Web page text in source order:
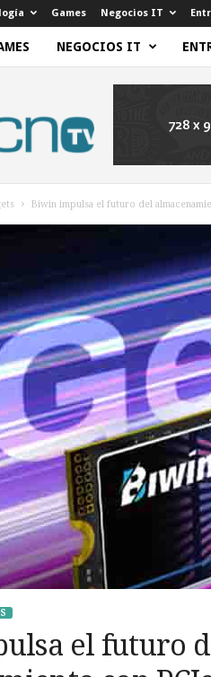
Games Negocios IT
NEGOCIOS IT
Biwin impulsa el futuro del
el futuro